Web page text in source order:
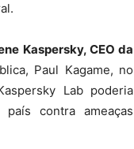
Kaspersky, CEO da
Paul Kagame, no
Lab poderia
contra ameaças